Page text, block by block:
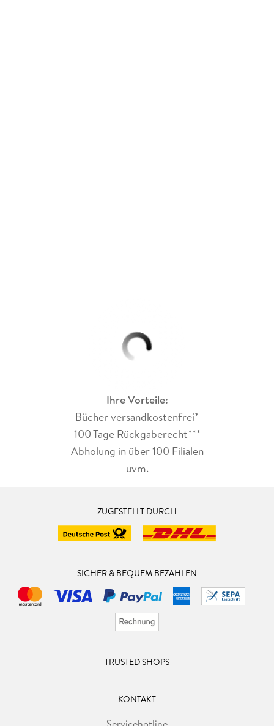
Ihre Vorteile:
Bücher versandkostenfrei*
100 Tage Rückgaberecht***
Abholung in über 100 Filialen
uvm.
ZUGESTELLT DURCH
SICHER & BEQUEM BEZAHLEN
TRUSTED SHOPS
KONTAKT